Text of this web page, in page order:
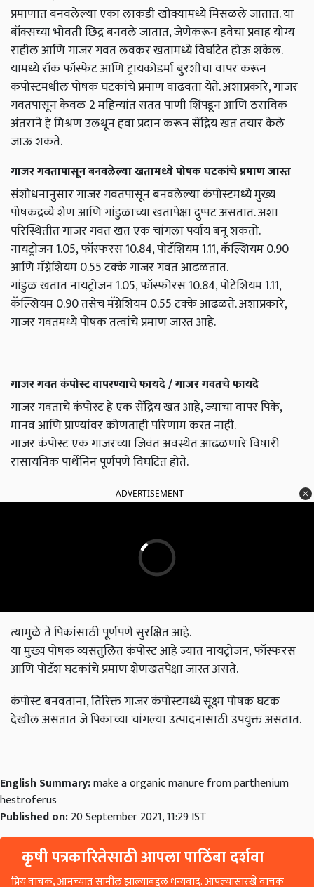
प्रमाणात बनवलेल्या एका लाकडी खोक्यामध्ये मिसळले जातात. या
बॉक्सच्या भोवती छिद्र बनवले जातात, जेणेकरून हवेचा प्रवाह योग्य
राहील आणि गाजर गवत लवकर खतामध्ये विघटित होऊ शकेल.
यामध्ये रॉक फॉस्फेट आणि ट्रायकोडर्मा बुरशीचा वापर करून
कंपोस्टमधील पोषक घटकांचे प्रमाण वाढवता येते. अशाप्रकारे, गाजर
गवतपासून केवळ 2 महिन्यांत सतत पाणी शिंपडून आणि ठराविक
अंतराने हे मिश्रण उलथून हवा प्रदान करून सेंद्रिय खत तयार केले
जाऊ शकते.
गाजर गवतापासून बनवलेल्या खतामध्ये पोषक घटकांचे प्रमाण जास्त
संशोधनानुसार गाजर गवतपासून बनवलेल्या कंपोस्टमध्ये मुख्य
पोषकद्रव्ये शेण आणि गांडुळाच्या खतापेक्षा दुप्पट असतात. अशा
परिस्थितीत गाजर गवत खत एक चांगला पर्याय बनू शकतो.
नायट्रोजन 1.05, फॉस्फरस 10.84, पोटॅशियम 1.11, कॅल्शियम 0.90
आणि मॅग्नेशियम 0.55 टक्के गाजर गवत आढळतात.
गांडुळ खतात नायट्रोजन 1.05, फॉस्फोरस 10.84, पोटेशियम 1.11,
कॅल्शियम 0.90 तसेच मॅग्नेशियम 0.55 टक्के आढळते. अशाप्रकारे,
गाजर गवतमध्ये पोषक तत्वांचे प्रमाण जास्त आहे.
गाजर गवत कंपोस्ट वापरण्याचे फायदे / गाजर गवतचे फायदे
गाजर गवताचे कंपोस्ट हे एक सेंद्रिय खत आहे, ज्याचा वापर पिके,
मानव आणि प्राण्यांवर कोणताही परिणाम करत नाही.
गाजर कंपोस्ट एक गाजरच्या जिवंत अवस्थेत आढळणारे विषारी
रासायनिक पार्थेनिन पूर्णपणे विघटित होते.
ADVERTISEMENT
त्यामुळे ते पिकांसाठी पूर्णपणे सुरक्षित आहे.
या मुख्य पोषक व्यसंतुलित कंपोस्ट आहे ज्यात नायट्रोजन, फॉस्फरस
आणि पोटॅश घटकांचे प्रमाण शेणखतपेक्षा जास्त असते.
कंपोस्ट बनवताना, तिरिक्त गाजर कंपोस्टमध्ये सूक्ष्म पोषक घटक
देखील असतात जे पिकाच्या चांगल्या उत्पादनासाठी उपयुक्त असतात.
English Summary:make a organic manure from parthenium
hestroferus
Published on:20 September 2021, 11:29 IST
कृषी पत्रकारितेसाठी आपला पाठिंबा दर्शवा
प्रिय वाचक, आमच्यात सामील झाल्याबद्दल धन्यवाद. आपल्यासारखे वाचक